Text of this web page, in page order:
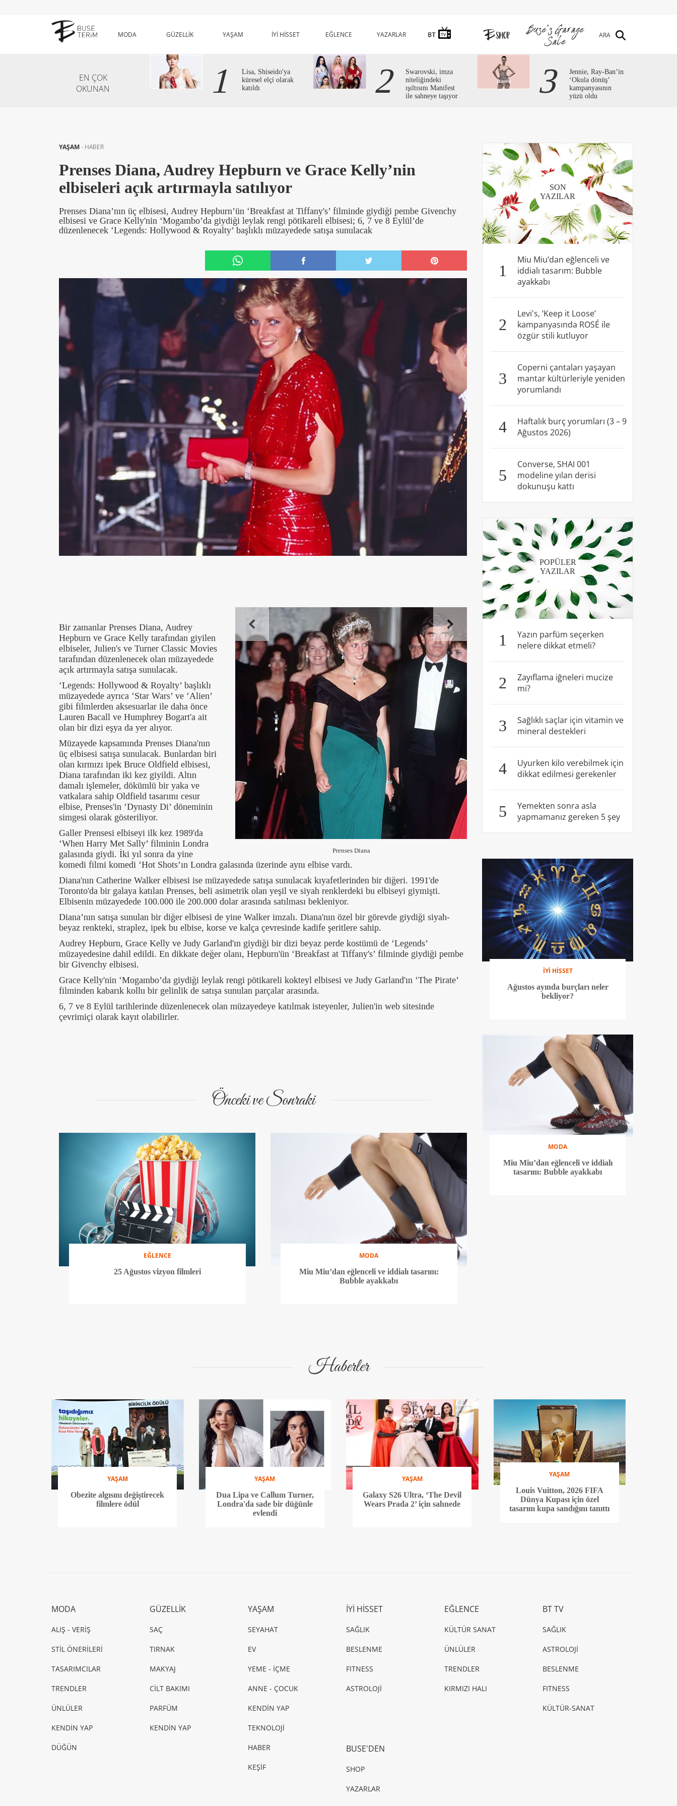
MODA GÜZELLİK YAŞAM İYİ HİSSET EĞLENCE YAZARLAR ARA
EN ÇOK
OKUNAN
1
Lisa, Shiseido'ya
küresel elçi olarak
katıldı
2
Swarovski, imza
niteliğindeki
ışıltısını Manifest
ile sahneye taşıyor
3
Jennie, Ray-Ban’in
‘Okula dönüş’
kampanyasının
yüzü oldu
YAŞAM- HABER
Prenses Diana, Audrey Hepburn ve Grace Kelly’nin
elbiseleri açık artırmayla satılıyor
Prenses Diana’nın üç elbisesi, Audrey Hepburn’ün ‘Breakfast at Tiffany's’ filminde giydiği pembe Givenchy
elbisesi ve Grace Kelly'nin ‘Mogambo’da giydiği leylak rengi pötikareli elbisesi; 6, 7 ve 8 Eylül’de
düzenlenecek ‘Legends: Hollywood & Royalty’ başlıklı müzayedede satışa sunulacak
Prenses Diana
Bir zamanlar Prenses Diana, Audrey
Hepburn ve Grace Kelly tarafından giyilen
elbiseler, Julien's ve Turner Classic Movies
tarafından düzenlenecek olan müzayedede
açık artırmayla satışa sunulacak.
‘Legends: Hollywood & Royalty’ başlıklı
müzayedede ayrıca ‘Star Wars’ ve ‘Alien’
gibi filmlerden aksesuarlar ile daha önce
Lauren Bacall ve Humphrey Bogart'a ait
olan bir dizi eşya da yer alıyor.
Müzayede kapsamında Prenses Diana'nın
üç elbisesi satışa sunulacak. Bunlardan biri
olan kırmızı ipek Bruce Oldfield elbisesi,
Diana tarafından iki kez giyildi. Altın
damalı işlemeler, dökümlü bir yaka ve
vatkalara sahip Oldfield tasarımı cesur
elbise, Prenses'in ‘Dynasty Di’ döneminin
simgesi olarak gösteriliyor.
Galler Prensesi elbiseyi ilk kez 1989'da
‘When Harry Met Sally’ filminin Londra
galasında giydi. İki yıl sonra da yine
komedi filmi komedi ‘Hot Shots’ın Londra galasında üzerinde aynı elbise vardı.
Diana'nın Catherine Walker elbisesi ise müzayedede satışa sunulacak kıyafetlerinden bir diğeri. 1991'de
Toronto'da bir galaya katılan Prenses, beli asimetrik olan yeşil ve siyah renklerdeki bu elbiseyi giymişti.
Elbisenin müzayedede 100.000 ile 200.000 dolar arasında satılması bekleniyor.
Diana’nın satışa sunulan bir diğer elbisesi de yine Walker imzalı. Diana'nın özel bir görevde giydiği siyah-
beyaz renkteki, straplez, ipek bu elbise, korse ve kalça çevresinde kadife şeritlere sahip.
Audrey Hepburn, Grace Kelly ve Judy Garland'ın giydiği bir dizi beyaz perde kostümü de ‘Legends’
müzayedesine dahil edildi. En dikkate değer olanı, Hepburn'ün ‘Breakfast at Tiffany's’ filminde giydiği pembe
bir Givenchy elbisesi.
Grace Kelly'nin ‘Mogambo’da giydiği leylak rengi pötikareli kokteyl elbisesi ve Judy Garland'ın ‘The Pirate’
filminden kabarık kollu bir gelinlik de satışa sunulan parçalar arasında.
6, 7 ve 8 Eylül tarihlerinde düzenlenecek olan müzayedeye katılmak isteyenler, Julien'in web sitesinde
çevrimiçi olarak kayıt olabilirler.
Önceki ve Sonraki
EĞLENCE
25 Ağustos vizyon filmleri
MODA
Miu Miu’dan eğlenceli ve iddialı tasarım:
Bubble ayakkabı
SON
YAZILAR
1
Miu Miu’dan eğlenceli ve
iddialı tasarım: Bubble
ayakkabı
2
Levi's, ‘Keep it Loose’
kampanyasında ROSÉ ile
özgür stili kutluyor
3
Coperni çantaları yaşayan
mantar kültürleriyle yeniden
yorumlandı
4
Haftalık burç yorumları (3 – 9
Ağustos 2026)
5
Converse, SHAI 001
modeline yılan derisi
dokunuşu kattı
POPÜLER
YAZILAR
1
Yazın parfüm seçerken
nelere dikkat etmeli?
2
Zayıflama iğneleri mucize
mi?
3
Sağlıklı saçlar için vitamin ve
mineral destekleri
4
Uyurken kilo verebilmek için
dikkat edilmesi gerekenler
5
Yemekten sonra asla
yapmamanız gereken 5 şey
İYİ HİSSET
Ağustos ayında burçları neler
bekliyor?
MODA
Miu Miu’dan eğlenceli ve iddialı
tasarım: Bubble ayakkabı
Haberler
YAŞAM
Obezite algısını değiştirecek
filmlere ödül
YAŞAM
Dua Lipa ve Callum Turner,
Londra'da sade bir düğünle
evlendi
YAŞAM
Galaxy S26 Ultra, ‘The Devil
Wears Prada 2’ için sahnede
YAŞAM
Louis Vuitton, 2026 FIFA
Dünya Kupası için özel
tasarım kupa sandığını tanıttı
MODA
ALIŞ - VERİŞ
STİL ÖNERİLERİ
TASARIMCILAR
TRENDLER
ÜNLÜLER
KENDİN YAP
DÜĞÜN
GÜZELLİK
SAÇ
TIRNAK
MAKYAJ
CİLT BAKIMI
PARFÜM
KENDİN YAP
YAŞAM
SEYAHAT
EV
YEME - İÇME
ANNE - ÇOCUK
KENDİN YAP
TEKNOLOJİ
HABER
KEŞİF
İYİ HİSSET
SAĞLIK
BESLENME
FITNESS
ASTROLOJİ
EĞLENCE
KÜLTÜR SANAT
ÜNLÜLER
TRENDLER
KIRMIZI HALI
BT TV
SAĞLIK
ASTROLOJİ
BESLENME
FITNESS
KÜLTÜR-SANAT
BUSE'DEN
SHOP
YAZARLAR